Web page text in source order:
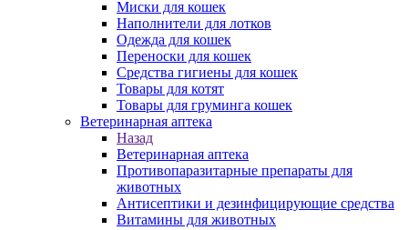
Миски для кошек
Наполнители для лотков
Одежда для кошек
Переноски для кошек
Средства гигиены для кошек
Товары для котят
Товары для груминга кошек
Ветеринарная аптека
Назад
Ветеринарная аптека
Противопаразитарные препараты для
животных
Антисептики и дезинфицирующие средства
Витамины для животных